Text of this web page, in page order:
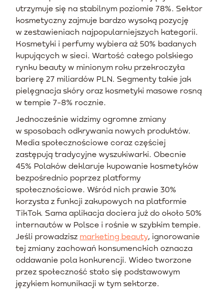
utrzymuje się na stabilnym poziomie 78%. Sektor
kosmetyczny zajmuje bardzo wysoką pozycję
w zestawieniach najpopularniejszych kategorii.
Kosmetyki i perfumy wybiera aż 50% badanych
kupujących w sieci. Wartość całego polskiego
rynku beauty w minionym roku przekroczyła
barierę 27 miliardów PLN. Segmenty takie jak
pielęgnacja skóry oraz kosmetyki masowe rosną
w tempie 7-8% rocznie.
Jednocześnie widzimy ogromne zmiany
w sposobach odkrywania nowych produktów.
Media społecznościowe coraz częściej
zastępują tradycyjne wyszukiwarki. Obecnie
45% Polaków deklaruje kupowanie kosmetyków
bezpośrednio poprzez platformy
społecznościowe. Wśród nich prawie 30%
korzysta z funkcji zakupowych na platformie
TikTok. Sama aplikacja dociera już do około 50%
internautów w Polsce i rośnie w szybkim tempie.
Jeśli prowadzisz marketing beauty, ignorowanie
tej zmiany zachowań konsumenckich oznacza
oddawanie pola konkurencji. Wideo tworzone
przez społeczność stało się podstawowym
językiem komunikacji w tym sektorze.